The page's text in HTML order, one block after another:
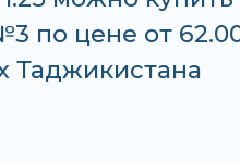
по цене от
Таджикистана